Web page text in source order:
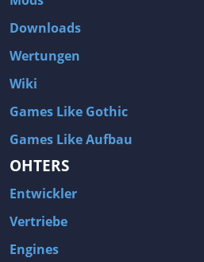
Downloads
Wertungen
Wiki
Games Like Gothic
Games Like Aufbau
OHTERS
Entwickler
Vertriebe
Engines